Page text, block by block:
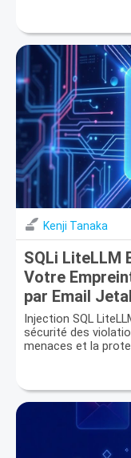
Kenji Tanaka
SQLi LiteLLM
Votre
par Email
Injection SQL
sécurité des
menaces et la